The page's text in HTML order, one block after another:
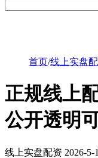
首页/线上实盘
正规线上
公开透明
线上实盘配资 2026-5-